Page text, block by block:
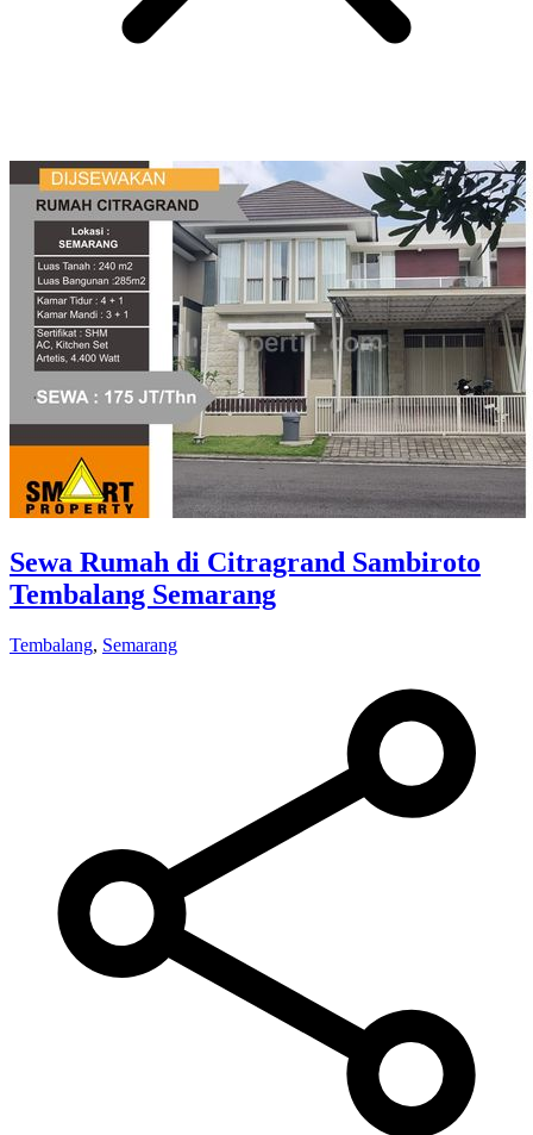
Sewa Rumah di Citragrand Sambiroto
Tembalang Semarang
Tembalang, Semarang